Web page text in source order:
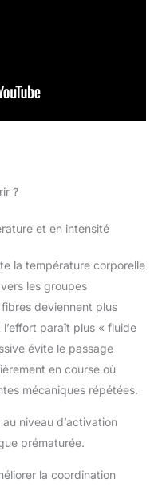
?
et en intensité
la température corporelle
les groupes
deviennent plus
paraît plus « fluide
évite le passage
en course où
mécaniques répétées.
niveau d’activation
prématurée.
la coordination